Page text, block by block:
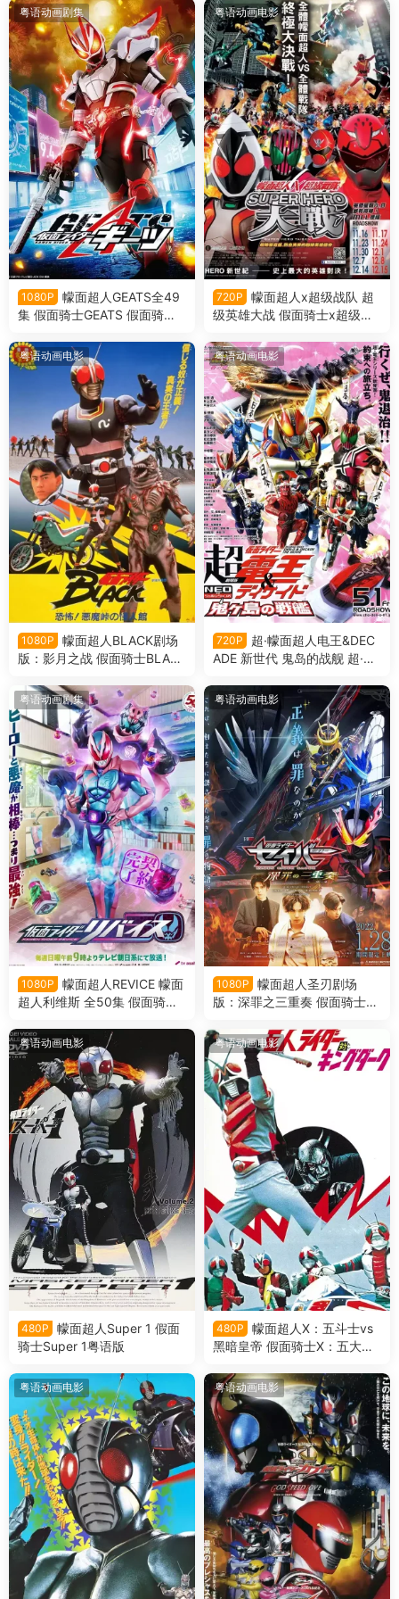
t.超级战队粤语版
粤语动画剧集
1080P
幪面超人GEATS全49
集 假面骑士GEATS 假面骑士
粤语动画电影
720P
幪面超人x超级战队 超
级英雄大战 假面骑士x超级战
粤语动画电影
1080P
幪面超人BLACK剧场
版：影月之战 假面骑士BLAC
怪人馆粤语版
粤语动画电影
720P
超·幪面超人电王&DEC
ADE 新世代 鬼岛的战舰 超·假
鬼之岛的战舰粤语版
粤语动画剧集
1080P
幪面超人REVICE 幪面
超人利维斯 全50集 假面骑士R
粤语动画电影
1080P
幪面超人圣刃剧场
版：深罪之三重奏 假面骑士圣
版
粤语动画电影
480P
幪面超人Super 1 假面
骑士Super 1粤语版
粤语动画电影
480P
幪面超人X：五斗士vs
黑暗皇帝 假面骑士X：五大骑
粤语动画电影 粤语动画电影